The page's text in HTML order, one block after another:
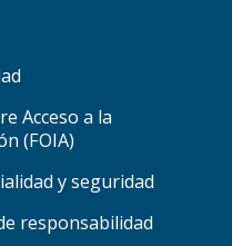
Acceso a la
(FOIA)
y seguridad
responsabilidad